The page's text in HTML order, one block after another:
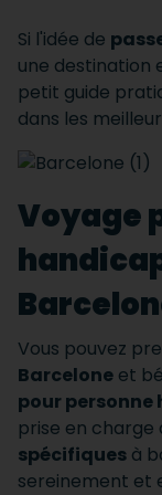
Si l'idée de
une destination
petit guide
dans les
Voyage
Vous pouvez
Barcelone et
pour personne
prise en charge
spécifiques à
sereinement et